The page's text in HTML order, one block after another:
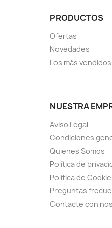
PRODUCTOS
Ofertas
Novedades
Los más vendidos
NUESTRA
Aviso Legal
Condiciones
Quienes Somos
Política de
Política de
Preguntas
Contacte con